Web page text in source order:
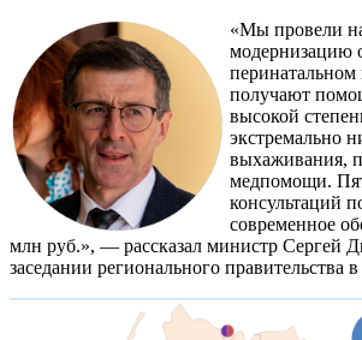
«Мы провели
модернизацию
перинатальном
получают
высокой
экстремально
выхаживания,
медпомощи.
консультаций
современное
млн руб.», — рассказал министр Сергей
заседании регионального правительства